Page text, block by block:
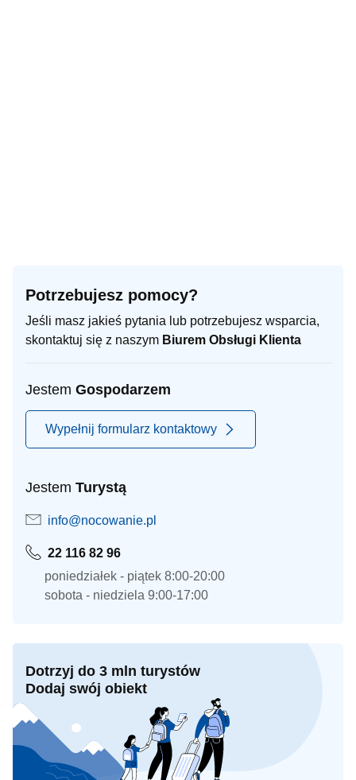
Potrzebujesz pomocy?
Jeśli masz jakieś pytania lub potrzebujesz wsparcia,
skontaktuj się z naszym Biurem Obsługi Klienta
Jestem Gospodarzem
Wypełnij formularz kontaktowy
Jestem Turystą
info@nocowanie.pl
22 116 82 96
poniedziałek - piątek 8:00-20:00
sobota - niedziela 9:00-17:00
Dotrzyj do 3 mln turystów
Dodaj swój obiekt